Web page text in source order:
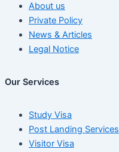
About us
Private Policy
News & Articles
Legal Notice
Our Services
Study Visa
Post Landing Services
Visitor Visa